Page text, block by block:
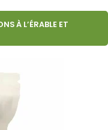
À L’ÉRABLE ET